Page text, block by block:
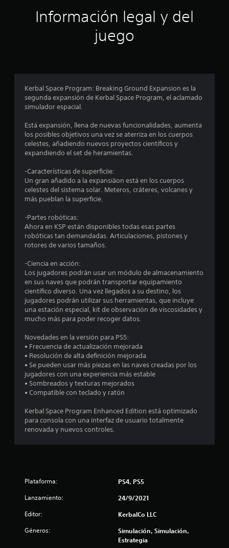
r
l
a
e
n
a
d
4
l
c
Información legal y del
juego
Kerbal Space Program: Breaking Ground Expansion es la
segunda expansión de Kerbal Space Program, el aclamado
simulador espacial.
Está expansión, llena de nuevas funcionalidades, aumenta
los posibles objetivos una vez se aterriza en los cuerpos
celestes, añadiendo nuevos proyectos científicos y
expandiendo el set de heramientas.
-Características de superficiie:
Un gran añadido a la expansiäon está en los cuerpos
celestes del sistema solar. Meteros, cráteres, volcanes y
más pueblan la superficie.
-Partes robóticas:
Ahora en KSP están disponibles todas esas partes
robóticas tan demandadas. Articulaciones, pistones y
rotores de varios tamaños.
-Ciencia en acción:
Los jugadores podrán usar un módulo de almacenamiento
en sus naves que podrán transportar equipamiento
científico diverso. Una vez llegados a su destino, los
jugadores podrán utilizar sus herramientas, que incluye
una estación especial, kit de observación de viscosidades y
mucho más para poder recoger datos.
Novedades en la versión para PS5:
• Frecuencia de actualización mejorada
• Resolución de alta definición mejorada
• Se pueden usar más piezas en las naves creadas por los
jugadores con una experiencia más estable
• Sombreados y texturas mejorados
• Compatible con teclado y ratón
Kerbal Space Program Enhanced Edition está optimizado
para consola con una interfaz de usuario totalmente
renovada y nuevos controles.
Plataforma: PS4, PS5
Lanzamiento: 24/9/2021
Editor: KerbalCo LLC
Géneros:
Simulación, Simulación,
Estrategia